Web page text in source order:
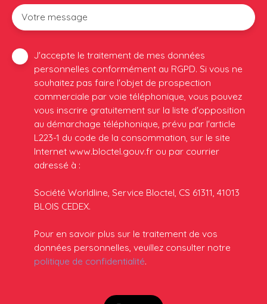
Votre message
J'accepte le traitement de mes données
personnelles conformément au RGPD. Si vous ne
souhaitez pas faire l'objet de prospection
commerciale par voie téléphonique, vous pouvez
vous inscrire gratuitement sur la liste d'opposition
au démarchage téléphonique, prévu par l'article
L223-1 du code de la consommation, sur le site
Internet www.bloctel.gouv.fr ou par courrier
adressé à :
Société Worldline, Service Bloctel, CS 61311, 41013
BLOIS CEDEX.
Pour en savoir plus sur le traitement de vos
données personnelles, veuillez consulter notre
politique de confidentialité.